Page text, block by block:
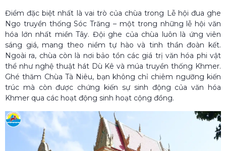
Điểm đặc biệt nhất là vai trò của chùa trong Lễ hội đua ghe
Ngo truyền thống Sóc Trăng – một trong những lễ hội văn
hóa lớn nhất miền Tây. Đội ghe của chùa luôn là ứng viên
sáng giá, mang theo niềm tự hào và tinh thần đoàn kết.
Ngoài ra, chùa còn là nơi bảo tồn các giá trị văn hóa phi vật
thể như nghệ thuật hát Dù Kê và múa truyền thống Khmer.
Ghé thăm Chùa Tà Niêu, bạn không chỉ chiêm ngưỡng kiến
trúc mà còn được chứng kiến sự sinh động của văn hóa
Khmer qua các hoạt động sinh hoạt cộng đồng.